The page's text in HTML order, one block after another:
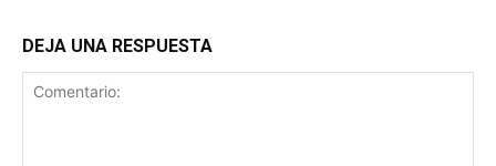
DEJA UNA RESPUESTA